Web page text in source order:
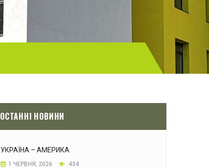
ОСТАННІ НОВИНИ
УКРАЇНА – АМЕРИКА
1 ЧЕРВНЯ, 2026 434